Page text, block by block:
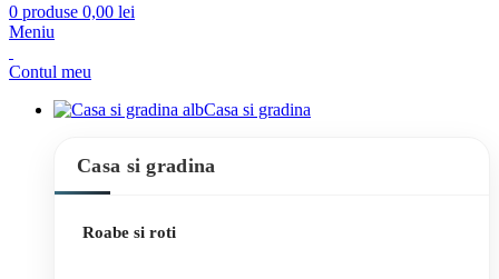
0 produse 0,00 lei
Meniu
Contul meu
Casa si gradina
Casa si gradina
Roabe si roti